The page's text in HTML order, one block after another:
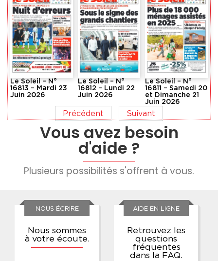
Le Soleil – N°
16813 – Mardi 23
Juin 2026
Le Soleil – N°
16812 – Lundi 22
Juin 2026
Le Soleil – N°
16811 – Samedi 20
et Dimanche 21
Juin 2026
Précédent Suivant
Vous avez besoin
d'aide ?
Plusieurs possibilités s'offrent à vous.
NOUS ÉCRIRE
Nous sommes
à votre écoute.
AIDE EN LIGNE
Retrouvez les
questions
fréquentes
dans la FAQ.